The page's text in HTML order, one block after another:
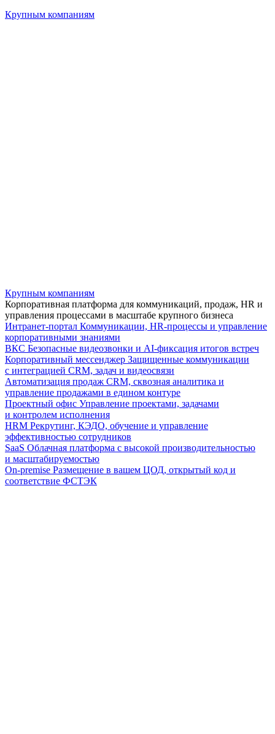
Крупным компаниям
Крупным компаниям
Корпоративная платформа для коммуникаций, продаж, HR и
управления процессами в масштабе крупного бизнеса
Интранет-портал Коммуникации, HR-процессы и управление
корпоративными знаниями
ВКС Безопасные видеозвонки и AI-фиксация итогов встреч
Корпоративный мессенджер Защищенные коммуникации
с интеграцией CRM, задач и видеосвязи
Автоматизация продаж CRM, сквозная аналитика и
управление продажами в едином контуре
Проектный офис Управление проектами, задачами
и контролем исполнения
HRM Рекрутинг, КЭДО, обучение и управление
эффективностью сотрудников
SaaS Облачная платформа с высокой производительностью
и масштабируемостью
On-premise Размещение в вашем ЦОД, открытый код и
соответствие ФСТЭК